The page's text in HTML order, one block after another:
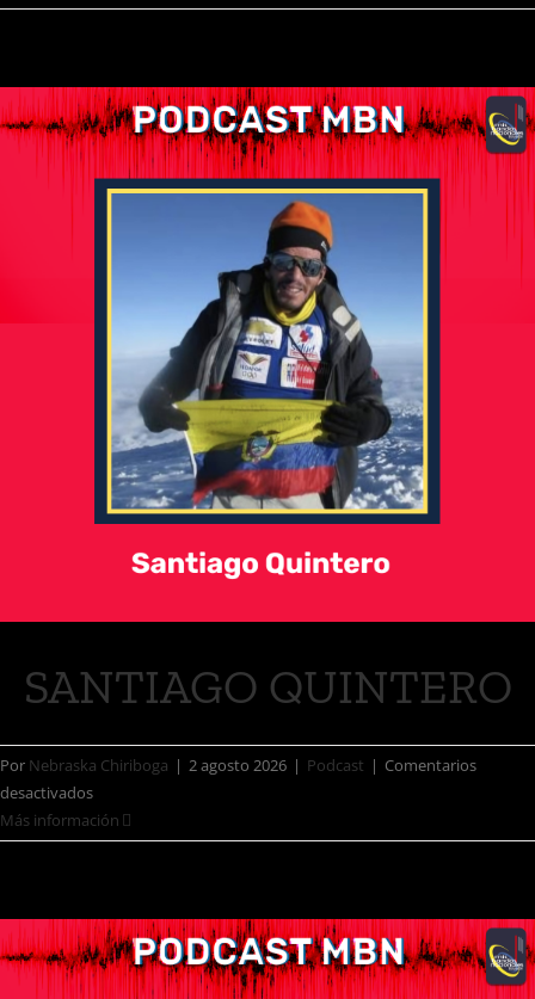
SANTIAGO QUINTERO
Por Nebraska Chiriboga | 2 agosto 2026 | Podcast | Comentarios
desactivados
Más información